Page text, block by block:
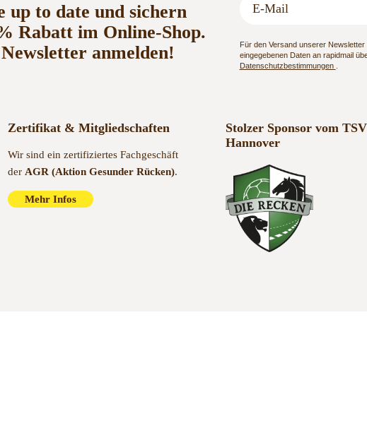
up to date und sichern
Rabatt im Online-Shop.
anmelden!
Für den Versand unserer
eingegebenen Daten an rapidmail
Datenschutzbestimmungen
Zertifikat & Mitgliedschaften
Wir sind ein zertifiziertes Fachgeschäft
der AGR (Aktion Gesunder Rücken).
Mehr Infos
Stolzer Sponsor vom TSV
Hannover